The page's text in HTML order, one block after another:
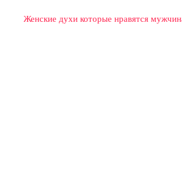
Женские духи которые нравятся